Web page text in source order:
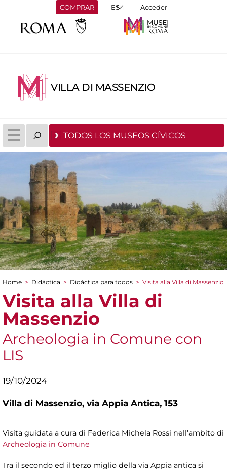
COMPRAR Acceder
VILLA DI MASSENZIO
TODOS LOS MUSEOS CÍVICOS
You are here
Home > Didáctica > Didáctica para todos > Visita alla Villa di Massenzio
Visita alla Villa di
Massenzio
Archeologia in Comune con
LIS
19/10/2024
Villa di Massenzio, via Appia Antica, 153
Visita guidata a cura di Federica Michela Rossi nell'ambito di
Archeologia in Comune
Tra il secondo ed il terzo miglio della via Appia antica si